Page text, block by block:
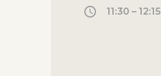
11:30 – 12:15